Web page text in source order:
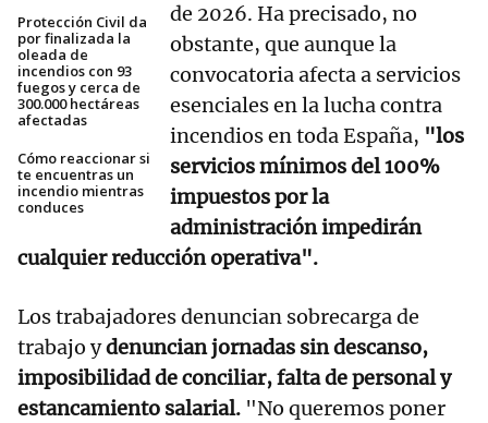
Protección Civil da
por finalizada la
oleada de
incendios con 93
fuegos y cerca de
300.000 hectáreas
afectadas
Cómo reaccionar si
te encuentras un
incendio mientras
conduces
de 2026. Ha precisado, no
obstante, que aunque la
convocatoria afecta a servicios
esenciales en la lucha contra
incendios en toda España, "los
servicios mínimos del 100%
impuestos por la
administración impedirán
cualquier reducción operativa".
Los trabajadores denuncian sobrecarga de
trabajo ydenuncian jornadas sin descanso,
imposibilidad de conciliar, falta de personal y
estancamiento salarial. "No queremos poner